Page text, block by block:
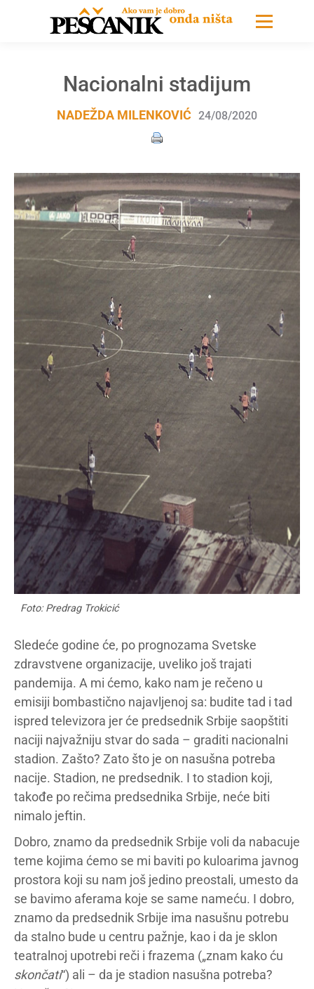
Nacionalni stadijum
NADEŽDA MILENKOVIĆ 24/08/2020
Foto: Predrag Trokicić
Sledeće godine će, po prognozama Svetske
zdravstvene organizacije, uveliko još trajati
pandemija. A mi ćemo, kako nam je rečeno u
emisiji bombastično najavljenoj sa: budite tad i tad
ispred televizora jer će predsednik Srbije saopštiti
naciji najvažniju stvar do sada – graditi nacionalni
stadion. Zašto? Zato što je on nasušna potreba
nacije. Stadion, ne predsednik. I to stadion koji,
takođe po rečima predsednika Srbije, neće biti
nimalo jeftin.
Dobro, znamo da predsednik Srbije voli da nabacuje
teme kojima ćemo se mi baviti po kuloarima javnog
prostora koji su nam još jedino preostali, umesto da
se bavimo aferama koje se same nameću. I dobro,
znamo da predsednik Srbije ima nasušnu potrebu
da stalno bude u centru pažnje, kao i da je sklon
teatralnoj upotrebi reči i frazema („znam kako ću
skončati“) ali – da je stadion nasušna potreba?